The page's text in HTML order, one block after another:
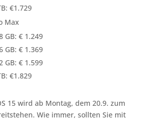
€1.729
Max
GB: € 1.249
GB: € 1.369
GB: € 1.599
€1.829
15 wird ab Montag, dem 20.9. zum
Wie immer, sollten Sie mit